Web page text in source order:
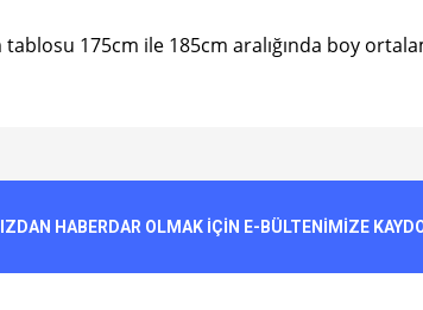
175cm ile 185cm aralığında boy
veya görüntülenemiyor.
HABERDAR OLMAK İÇİN E-BÜLTENİMİZE